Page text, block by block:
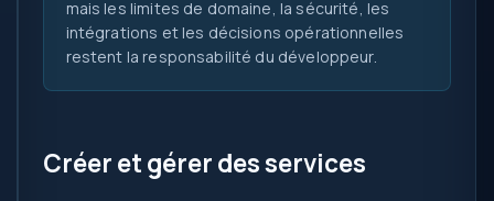
mais les limites de domaine, la sécurité, les
intégrations et les décisions opérationnelles
restent la responsabilité du développeur.
Créer et gérer des services